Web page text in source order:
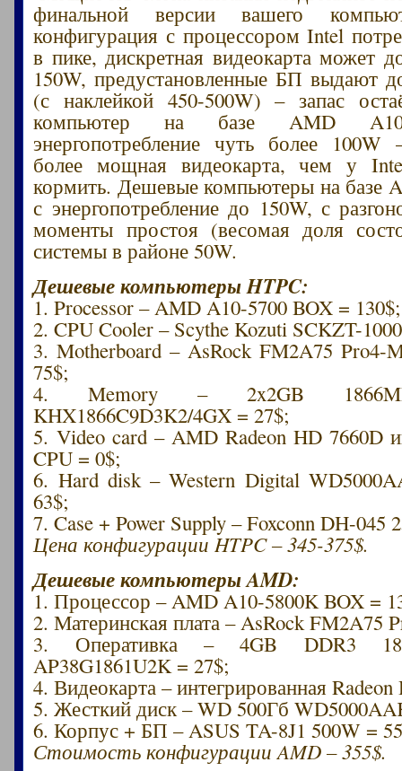
финальной версии вашего
конфигурация с процессором Intel
в пике, дискретная видеокарта может
150W, предустановленные БП выдают
(с наклейкой 450-500W) – запас
компьютер на базе AMD
энергопотребление чуть более 100W
более мощная видеокарта, чем у
кормить. Дешевые компьютеры на базе
с энергопотребление до 150W, с
моменты простоя (весомая доля
системы в районе 50W.
Дешевые компьютеры HTPC:
1. Processor – AMD A10-5700 BOX = 130$;
2. CPU Cooler – Scythe Kozuti SCKZT-
3. Motherboard – AsRock FM2A75
75$;
4. Memory – 2x2GB
KHX1866C9D3K2/4GX = 27$;
5. Video card – AMD Radeon HD 7660D
CPU = 0$;
6. Hard disk – Western Digital
63$;
7. Case + Power Supply – Foxconn DH-045
Цена конфигурации HTPC – 345-375$.
Дешевые компьютеры AMD:
1. Процессор – AMD A10-5800K BOX =
2. Материнская плата – AsRock FM2A75
3. Оперативка – 4GB DDR3
AP38G1861U2K = 27$;
4. Видеокарта – интегрированная
5. Жесткий диск – WD 500Гб
6. Корпус + БП – ASUS TA-8J1 500W =
Стоимость конфигурации AMD – 355$.